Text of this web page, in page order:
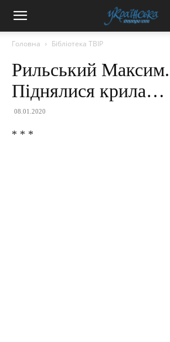
Головна Бібліотека ТВІР
Рильський Максим.
Піднялися крила…
08.01.2020
* * *